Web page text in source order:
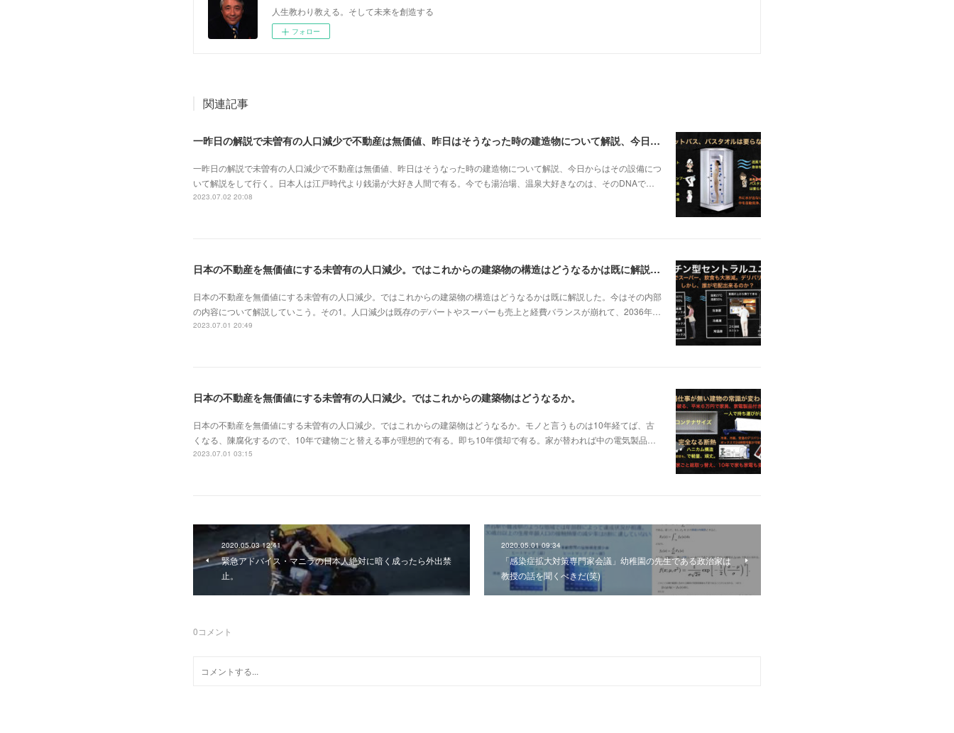
人生教わり教える。そして未来を創造する
フォロー
関連記事
一昨日の解説で未曽有の人口減少で不動産は無価値、昨日はそうなった時の建造物について解説、今日からはその設備について解説をして行く。
一昨日の解説で未曽有の人口減少で不動産は無価値、昨日はそうなった時の建造物について解説、今日からはその設備につ
いて解説をして行く。日本人は江戸時代より銭湯が大好き人間で有る。今でも湯治場、温泉大好きなのは、そのDNAで…
2023.07.02 20:08
日本の不動産を無価値にする未曽有の人口減少。ではこれからの建築物の構造はどうなるかは既に解説した。今はその内部の内容。その1
日本の不動産を無価値にする未曽有の人口減少。ではこれからの建築物の構造はどうなるかは既に解説した。今はその内部
の内容について解説していこう。その1。人口減少は既存のデパートやスーパーも売上と経費バランスが崩れて、2036年…
2023.07.01 20:49
日本の不動産を無価値にする未曽有の人口減少。ではこれからの建築物はどうなるか。
日本の不動産を無価値にする未曽有の人口減少。ではこれからの建築物はどうなるか。モノと言うものは10年経てば、古
くなる、陳腐化するので、10年で建物ごと替える事が理想的で有る。即ち10年償却で有る。家が替われば中の電気製品…
2023.07.01 03:15
2020.05.03 12:41
緊急アドバイス・マニラの日本人絶対に暗く成ったら外出禁
止。
2020.05.01 09:34
「感染症拡大対策専門家会議」幼稚園の先生である政治家は
教授の話を聞くべきだ(笑)
0コメント